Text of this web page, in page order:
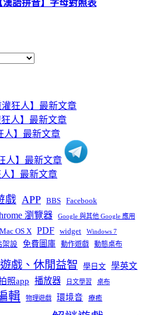
漢語拼音】字母對照表
戲 APP BBS Facebook
瀏覽器 Google 與其他 Google 應用
Mac OS X PDF widget Windows 7
架設 免費圖庫 動作遊戲 動態桌布
戲、休閒益智 學日文 學英文
照app 播放器 日文學習 桌布
輯 物理遊戲 環境音 療癒